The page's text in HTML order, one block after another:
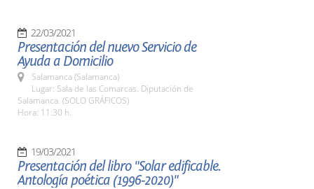
22/03/2021
Presentación del nuevo Servicio de
Ayuda a Domicilio
Salamanca (Salamanca)
Lugar: Sala de las Comarcas. Diputación de
Salamanca. (SOLO GRÁFICOS)
Hora: 11:30 h.
19/03/2021
Presentación del libro "Solar edificable.
Antología poética (1996-2020)"